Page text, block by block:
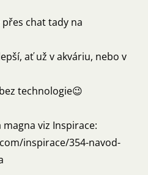
chat tady na
ať už v akváriu, nebo v
technologie😉
viz Inspirace:
inspirace/354-navod-